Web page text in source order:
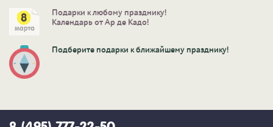
Подарки к любому празднику!
Календарь от Ар де Кадо!
Подберите подарки к ближайшему празднику!